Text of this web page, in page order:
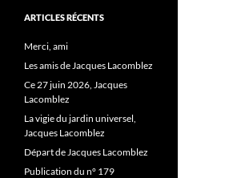
ARTICLES RÉCENTS
Merci, ami
Les amis de Jacques Lacomblez
Ce 27 juin 2026, Jacques
Lacomblez
La vigie du jardin universel,
Jacques Lacomblez
Départ de Jacques Lacomblez
Publication du n° 179